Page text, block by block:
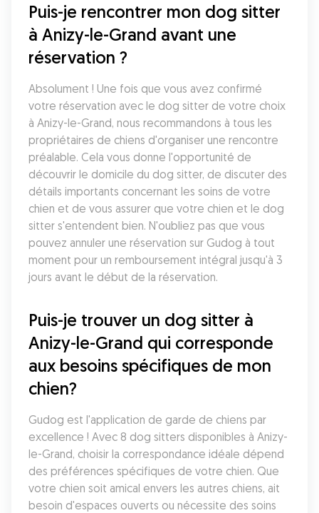
Puis-je rencontrer mon dog sitter
à Anizy-le-Grand avant une
réservation ?
Absolument ! Une fois que vous avez confirmé
votre réservation avec le dog sitter de votre choix
à Anizy-le-Grand, nous recommandons à tous les
propriétaires de chiens d'organiser une rencontre
préalable. Cela vous donne l'opportunité de
découvrir le domicile du dog sitter, de discuter des
détails importants concernant les soins de votre
chien et de vous assurer que votre chien et le dog
sitter s'entendent bien. N'oubliez pas que vous
pouvez annuler une réservation sur Gudog à tout
moment pour un remboursement intégral jusqu'à 3
jours avant le début de la réservation.
Puis-je trouver un dog sitter à
Anizy-le-Grand qui corresponde
aux besoins spécifiques de mon
chien?
Gudog est l'application de garde de chiens par
excellence ! Avec 8 dog sitters disponibles à Anizy-
le-Grand, choisir la correspondance idéale dépend
des préférences spécifiques de votre chien. Que
votre chien soit amical envers les autres chiens, ait
besoin d'espaces ouverts ou nécessite des soins